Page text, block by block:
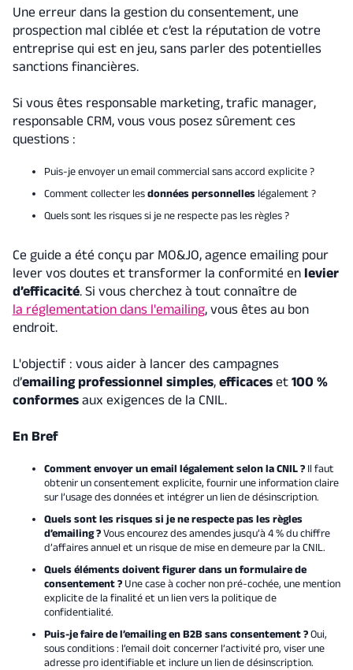
Une erreur dans la gestion du consentement, une
prospection mal ciblée et c’est la réputation de votre
entreprise qui est en jeu, sans parler des potentielles
sanctions financières.
Si vous êtes responsable marketing, trafic manager,
responsable CRM, vous vous posez sûrement ces
questions :
Puis-je envoyer un email commercial sans accord explicite ?
Comment collecter lesdonnées personnelles légalement ?
Quels sont les risques si je ne respecte pas les règles ?
Ce guide a été conçu par MO&JO, agence emailing pour
lever vos doutes et transformer la conformité en levier
d’efficacité. Si vous cherchez à tout connaître de
la réglementation dans l'emailing, vous êtes au bon
endroit.
L'objectif : vous aider à lancer des campagnes
d’emailing professionnel simples, efficaceset 100 %
conformesaux exigences de la CNIL.
En Bref
Comment envoyer un email légalement selon la CNIL ? Il faut
obtenir un consentement explicite, fournir une information claire
sur l’usage des données et intégrer un lien de désinscription.
Quels sont les risques si je ne respecte pas les règles
d’emailing ?Vous encourez des amendes jusqu’à 4 % du chiffre
d’affaires annuel et un risque de mise en demeure par la CNIL.
Quels éléments doivent figurer dans un formulaire de
consentement ? Une case à cocher non pré-cochée, une mention
explicite de la finalité et un lien vers la politique de
confidentialité.
Puis-je faire de l’emailing en B2B sans consentement ?Oui,
sous conditions : l’email doit concerner l’activité pro, viser une
adresse pro identifiable et inclure un lien de désinscription.